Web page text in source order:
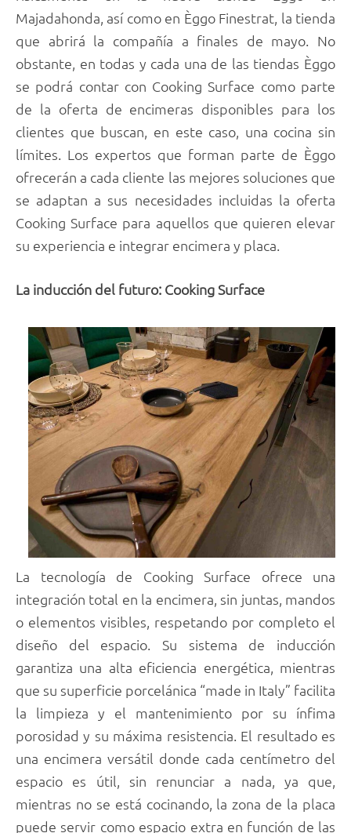
Majadahonda, así como en Èggo Finestrat, la tienda
que abrirá la compañía a finales de mayo. No
obstante, en todas y cada una de las tiendas Èggo
se podrá contar con Cooking Surface como parte
de la oferta de encimeras disponibles para los
clientes que buscan, en este caso, una cocina sin
límites. Los expertos que forman parte de Èggo
ofrecerán a cada cliente las mejores soluciones que
se adaptan a sus necesidades incluidas la oferta
Cooking Surface para aquellos que quieren elevar
su experiencia e integrar encimera y placa.
La inducción del futuro: Cooking Surface
La tecnología de Cooking Surface ofrece una
integración total en la encimera, sin juntas, mandos
o elementos visibles, respetando por completo el
diseño del espacio. Su sistema de inducción
garantiza una alta eficiencia energética, mientras
que su superficie porcelánica “made in Italy” facilita
la limpieza y el mantenimiento por su ínfima
porosidad y su máxima resistencia. El resultado es
una encimera versátil donde cada centímetro del
espacio es útil, sin renunciar a nada, ya que,
mientras no se está cocinando, la zona de la placa
puede servir como espacio extra en función de las